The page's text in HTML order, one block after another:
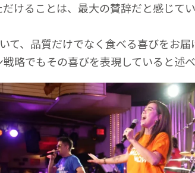
Mowi Korea
けることは、最大の賛辞だと感じてい
て、品質だけでなく食べる喜びをお届
略でもその喜びを表現していると述べ